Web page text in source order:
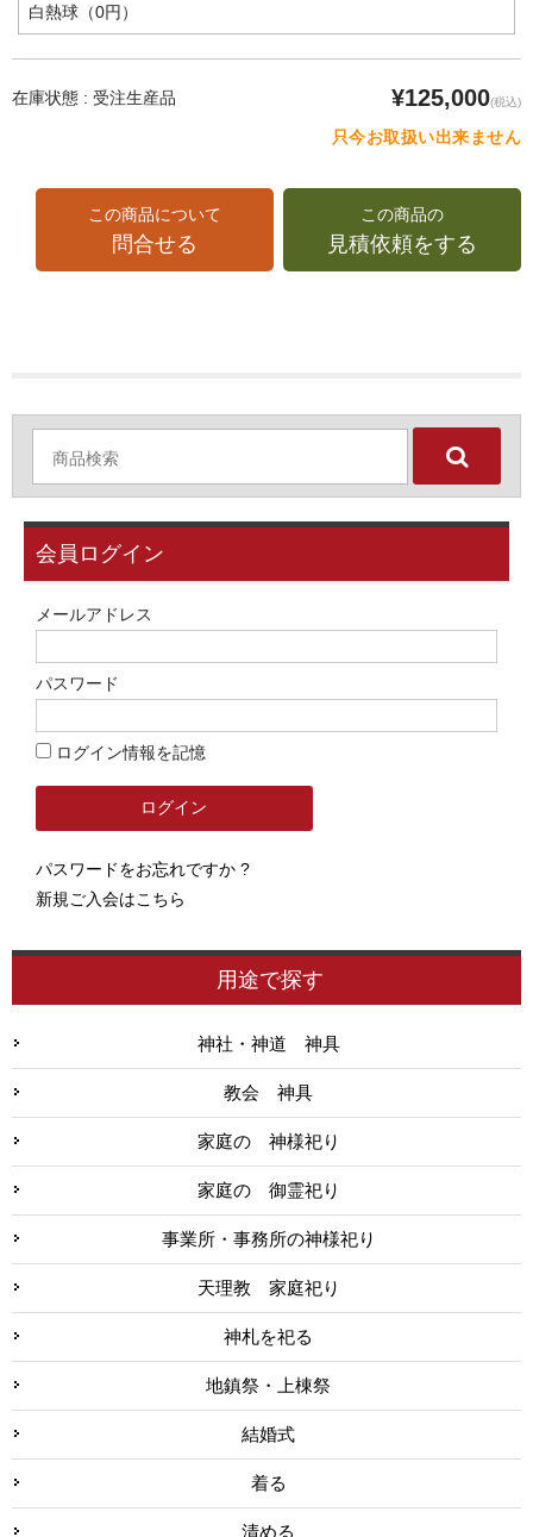
在庫状態 : 受注生産品 ¥125,000(税込)
只今お取扱い出来ません
この商品について
問合せる
この商品の
見積依頼をする
会員ログイン
メールアドレス
パスワード
ログイン情報を記憶
パスワードをお忘れですか ?
新規ご入会はこちら
用途で探す
神社・神道 神具
教会 神具
家庭の 神様祀り
家庭の 御霊祀り
事業所・事務所の神様祀り
天理教 家庭祀り
神札を祀る
地鎮祭・上棟祭
結婚式
着る
清める